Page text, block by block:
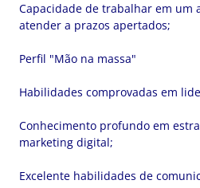
Capacidade de trabalhar em um
atender a prazos apertados;
Perfil "Mão na massa"
Habilidades comprovadas em
Conhecimento profundo em
marketing digital;
Excelente habilidades de